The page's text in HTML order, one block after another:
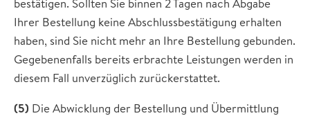
Ihrer Bestellung keine Abschlussbestätigung erhalten
haben, sind Sie nicht mehr an Ihre Bestellung gebunden.
Gegebenenfalls bereits erbrachte Leistungen werden in
diesem Fall unverzüglich zurückerstattet.
(5) Die Abwicklung der Bestellung und Übermittlung